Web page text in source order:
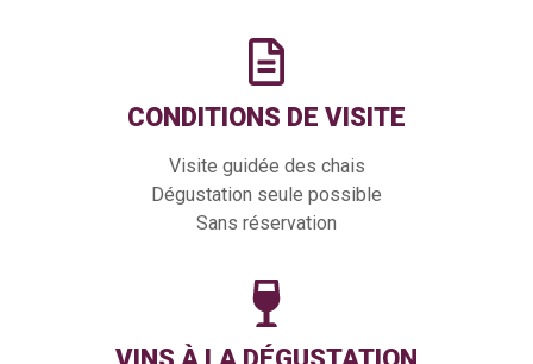
CONDITIONS DE VISITE
Visite guidée des chais
Dégustation seule possible
Sans réservation